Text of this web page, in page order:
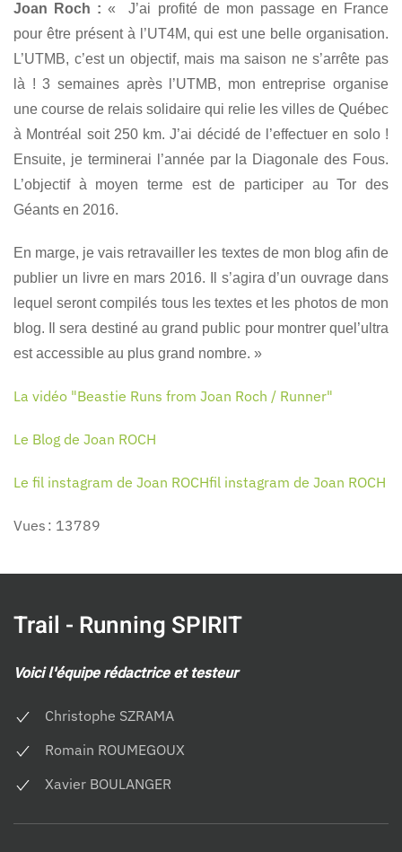
Joan Roch : « J’ai profité de mon passage en France
pour être présent à l’UT4M, qui est une belle organisation.
L’UTMB, c’est un objectif, mais ma saison ne s’arrête pas
là ! 3 semaines après l’UTMB, mon entreprise organise
une course de relais solidaire qui relie les villes de Québec
à Montréal soit 250 km. J’ai décidé de l’effectuer en solo !
Ensuite, je terminerai l’année par la Diagonale des Fous.
L’objectif à moyen terme est de participer au Tor des
Géants en 2016.
En marge, je vais retravailler les textes de mon blog afin de
publier un livre en mars 2016. Il s’agira d’un ouvrage dans
lequel seront compilés tous les textes et les photos de mon
blog. Il sera destiné au grand public pour montrer que l’ultra
est accessible au plus grand nombre. »
La vidéo "Beastie Runs from Joan Roch / Runner"
Le Blog de Joan ROCH
Le fil instagram de Joan ROCHfil instagram de Joan ROCH
Vues : 13789
Trail - Running SPIRIT
Voici l'équipe rédactrice et testeur
Christophe SZRAMA
Romain ROUMEGOUX
Xavier BOULANGER